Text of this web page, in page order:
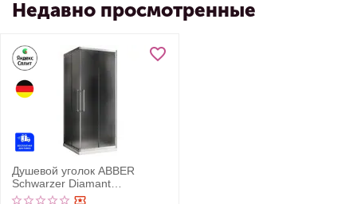
Недавно просмотренные
Душевой уголок ABBER
Schwarzer Diamant
AG02080MH